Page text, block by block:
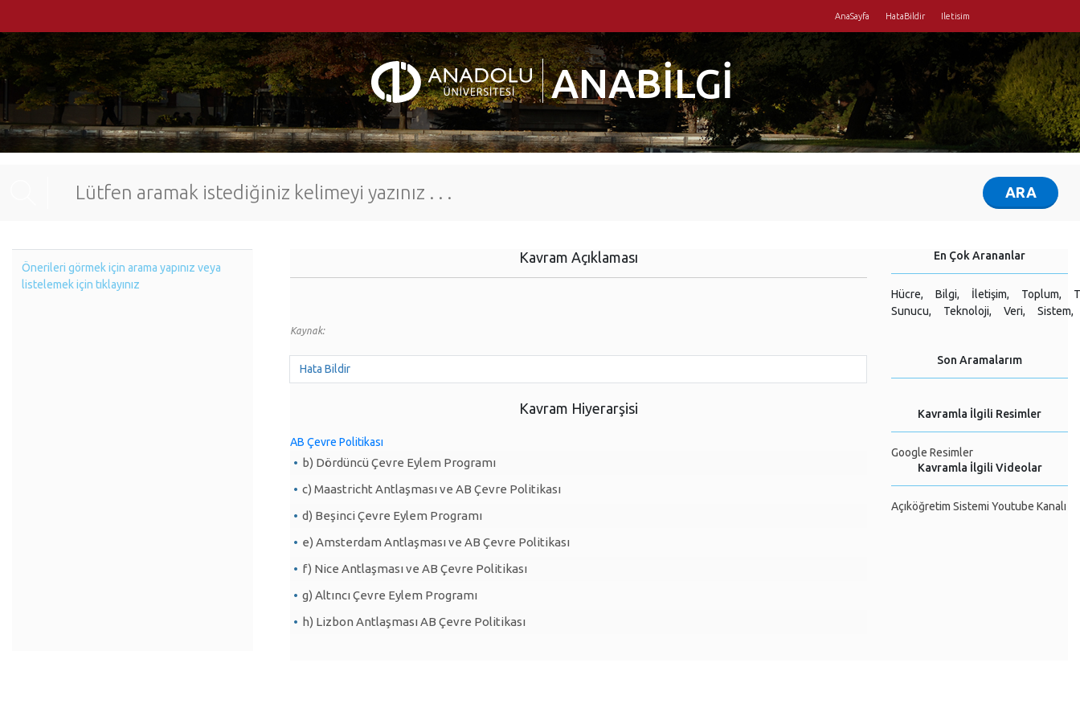
AnaSayfa HataBildir Iletisim
ANABİLGİ
Kavram Açıklaması
Kaynak:
Hata Bildir
Kavram Hiyerarşisi
AB Çevre Politikası
b) Dördüncü Çevre Eylem Programı
c) Maastricht Antlaşması ve AB Çevre Politikası
d) Beşinci Çevre Eylem Programı
e) Amsterdam Antlaşması ve AB Çevre Politikası
f) Nice Antlaşması ve AB Çevre Politikası
g) Altıncı Çevre Eylem Programı
h) Lizbon Antlaşması AB Çevre Politikası
En Çok Arananlar
Hücre, Bilgi, İletişim, Toplum,
Sunucu,
Teknoloji, Veri, Sistem,
Son Aramalarım
Kavramla İlgili Resimler
Google Resimler
Kavramla İlgili Videolar
Açıköğretim Sistemi Youtube Kanalı
Önerileri görmek için arama yapınız veya
listelemek için tıklayınız